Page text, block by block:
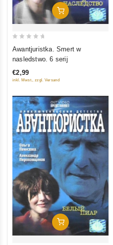
In Den Warenkorb
5
Awantjuristka. Smert w
nasledstwo. 6 serij
€2,99
inkl. Mwst., zzgl. Versand
In Den Warenkorb